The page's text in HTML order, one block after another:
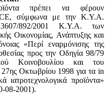
πρέπει να φέρουν
CE, σύμφωνα με την Κ.Υ.Α.
892/2001 Κ.Υ.Α. των
Οικονομίας, Ανάπτυξης και
«Περί εναρμόνισης της
προς την Οδηγία 98/79
Κοινοβουλίου και του
Οκτωβρίου 1998 για τα in
ιατροτεχνολογικά προϊόντα»
08-2001).